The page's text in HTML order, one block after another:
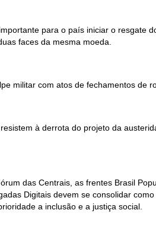
para o país iniciar o resgate
faces da mesma moeda.
militar com atos de fechamentos de
à derrota do projeto da
das Centrais, as frentes Brasil
Digitais devem se consolidar
a inclusão e a justiça social.